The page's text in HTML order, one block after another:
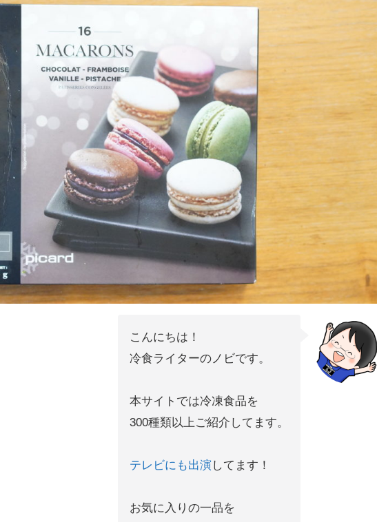
こんにちは！
冷食ライターのノビです。
本サイトでは冷凍食品を
300種類以上ご紹介してます。
テレビにも出演してます！
お気に入りの一品を